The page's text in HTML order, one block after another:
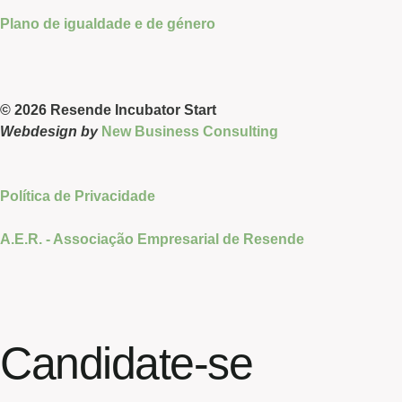
Plano de igualdade e de género
© 2026 Resende Incubator Start
Webdesign by New Business Consulting
Política de Privacidade
A.E.R. - Associação Empresarial de Resende
Candidate-se